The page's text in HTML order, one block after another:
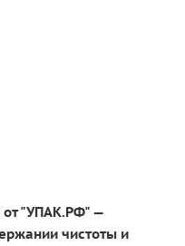
от "УПАК.РФ" —
чистоты и